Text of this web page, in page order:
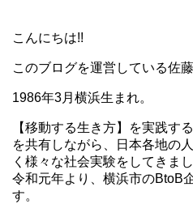
こんにちは!!
このブログを運営している佐藤
1986年3月横浜生まれ。
【移動する生き方】を実践す
を共有しながら、日本各地の
く様々な社会実験をしてきまし
令和元年より、横浜市のBtoB
す。